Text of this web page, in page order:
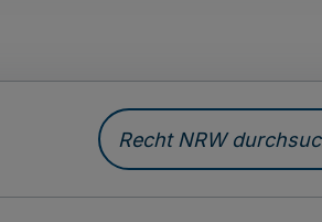
Recht NRW durchsuchen